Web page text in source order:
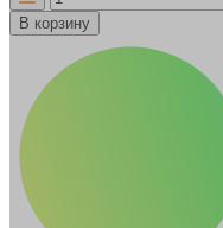
В корзину